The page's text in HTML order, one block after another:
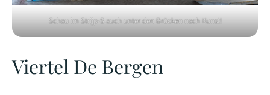
Schau im Strijp-S auch unter den Brücken nach Kunst!
Viertel De Bergen